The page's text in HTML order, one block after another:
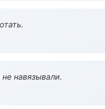
навязывали.